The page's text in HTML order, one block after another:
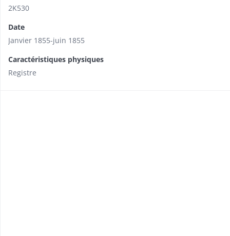
2K530
Date
Janvier 1855-juin 1855
Caractéristiques physiques
Registre